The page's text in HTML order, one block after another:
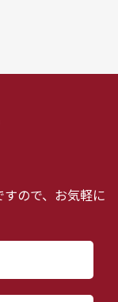
ので、お気軽に